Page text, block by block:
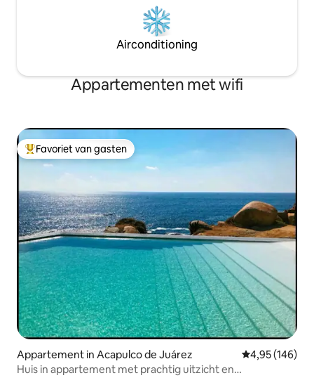
Airconditioning
Appartementen met wifi
Topfavoriet van gasten
Favoriet van gasten
Appartement in Acapulco de Juárez Gemiddelde
4,95 (146)
Huis in appartement met prachtig uitzicht en